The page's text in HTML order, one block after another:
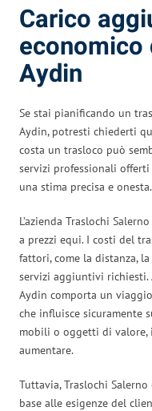
Carico
economico
Aydin
Se stai pianificando un
Aydin, potresti chiederti
costa un trasloco può
servizi professionali offerti
una stima precisa e onesta.
L’azienda Traslochi
a prezzi equi. I costi del
fattori, come la distanza,
servizi aggiuntivi richiesti.
Aydin comporta un
che influisce sicuramente
mobili o oggetti di valore,
aumentare.
Tuttavia, Traslochi
base alle esigenze del